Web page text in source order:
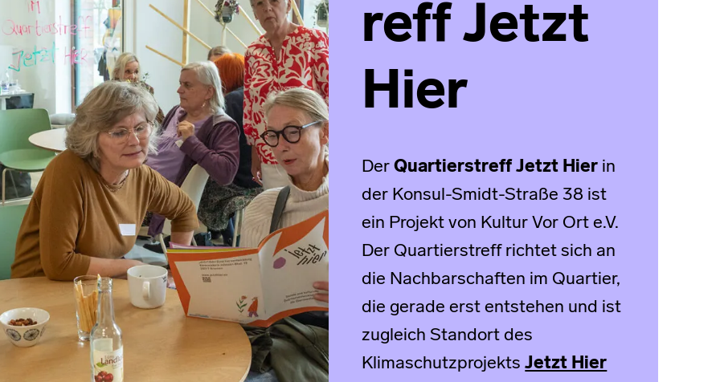
reff Jetzt
Hier
DerQuartierstreff Jetzt Hier in
der Konsul-Smidt-Straße 38 ist
ein Projekt von Kultur Vor Ort e.V.
Der Quartierstreff richtet sich an
die Nachbarschaften im Quartier,
die gerade erst entstehen und ist
zugleich Standort des
KlimaschutzprojektsJetzt Hier